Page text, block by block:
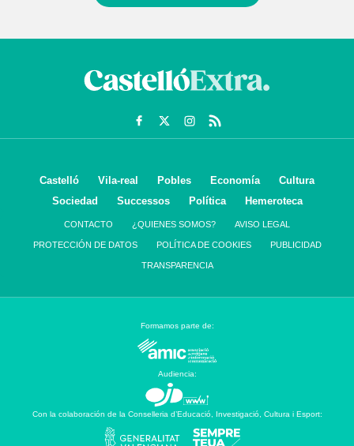
Castelló Vila-real Pobles Economía
Cultura
Sociedad
Successos Política Hemeroteca
CONTACTO ¿QUIENES SOMOS? AVISO LEGAL
PROTECCIÓN DE DATOS POLÍTICA DE COOKIES PUBLICIDAD
TRANSPARENCIA
Formamos parte de:
Audiencia:
Con la colaboración de la Conselleria d’Educació, Investigació, Cultura i Esport: